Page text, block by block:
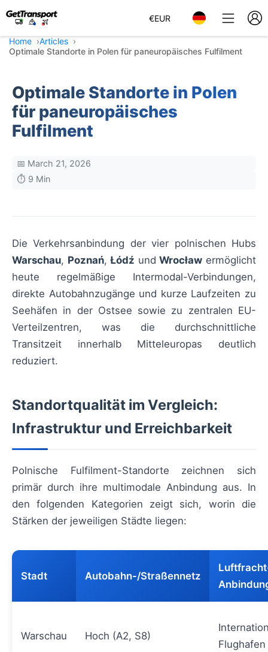
€EUR
Home
Articles
Optimale Standorte in Polen für paneuropäisches Fulfilment
Optimale Standorte in Polen
für paneuropäisches
Fulfilment
📅 March 21, 2026
⏱️ 9 Min
Die Verkehrsanbindung der vier polnischen Hubs
Warschau, Poznań,Łódź undWrocław ermöglicht
heute regelmäßige Intermodal-Verbindungen,
direkte Autobahnzugänge und kurze Laufzeiten zu
Seehäfen in der Ostsee sowie zu zentralen EU-
Verteilzentren, was die durchschnittliche
Transitzeit innerhalb Mitteleuropas deutlich
reduziert.
Standortqualität im Vergleich:
Infrastruktur und Erreichbarkeit
Polnische Fulfilment-Standorte zeichnen sich
primär durch ihre multimodale Anbindung aus. In
den folgenden Kategorien zeigt sich, worin die
Stärken der jeweiligen Städte liegen:
Stadt Autobahn-/Straßennetz
Warschau Hoch (A2, S8)